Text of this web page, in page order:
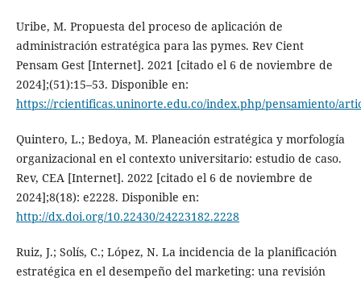
Uribe, M. Propuesta del proceso de aplicación de
administración estratégica para las pymes. Rev Cient
Pensam Gest [Internet]. 2021 [citado el 6 de noviembre de
2024];(51):15–53. Disponible en:
https://rcientificas.uninorte.edu.co/index.php/pensamiento/
Quintero, L.; Bedoya, M. Planeación estratégica y morfología
organizacional en el contexto universitario: estudio de caso.
Rev, CEA [Internet]. 2022 [citado el 6 de noviembre de
2024];8(18): e2228. Disponible en:
http://dx.doi.org/10.22430/24223182.2228
Ruiz, J.; Solís, C.; López, N. La incidencia de la planificación
estratégica en el desempeño del marketing: una revisión